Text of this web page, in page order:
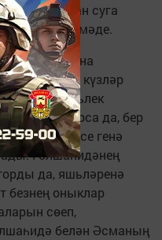
Шакирҗан суга
хаты да килмәде.
Сабан туена
моңсу күзләр
эзләде. Яшьлек
сораштырса да, бер
әнисе генә
Гөлшаһидәнең
да, яшьләренә
безнең оныклар
сөеп,
белән Әсманың